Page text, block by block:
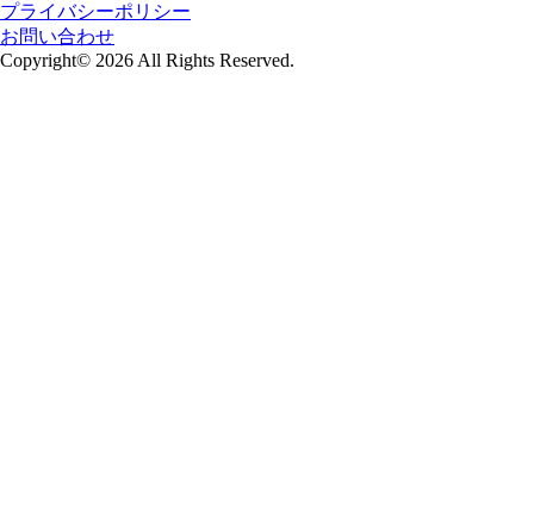
プライバシーポリシー
お問い合わせ
Copyright© 2026 All Rights Reserved.